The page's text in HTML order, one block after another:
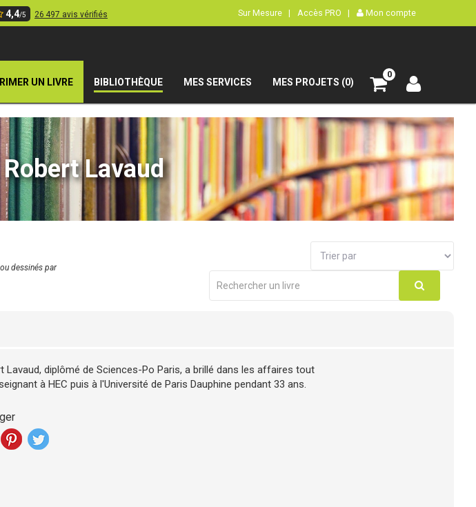
4,4/5 26 497 avis vérifiés Sur Mesure | Accès PRO | Mon compte
UN LIVRE BIBLIOTHÈQUE MES SERVICES MES PROJETS (0)
0
Robert Lavaud
dessinés par
Lavaud, diplômé de Sciences-Po Paris, a brillé dans les affaires tout
à HEC puis à l'Université de Paris Dauphine pendant 33 ans.